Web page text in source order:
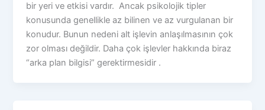
bir yeri ve etkisi vardır. Ancak psikolojik tipler
konusunda genellikle az bilinen ve az vurgulanan bir
konudur. Bunun nedeni alt işlevin anlaşılmasının çok
zor olması değildir. Daha çok işlevler hakkında biraz
“arka plan bilgisi” gerektirmesidir .